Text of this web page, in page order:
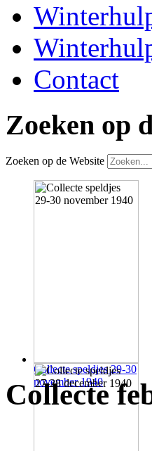
Contact
Zoeken op
Zoeken op de Website
Collecte speldjes 29-30
november 1940
Collecte